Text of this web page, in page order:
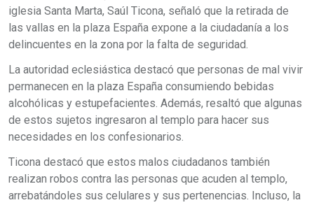
iglesia Santa Marta, Saúl Ticona, señaló que la retirada de
las vallas en la plaza España expone a la ciudadanía a los
delincuentes en la zona por la falta de seguridad.
La autoridad eclesiástica destacó que personas de mal vivir
permanecen en la plaza España consumiendo bebidas
alcohólicas y estupefacientes. Además, resaltó que algunas
de estos sujetos ingresaron al templo para hacer sus
necesidades en los confesionarios.
Ticona destacó que estos malos ciudadanos también
realizan robos contra las personas que acuden al templo,
arrebatándoles sus celulares y sus pertenencias. Incluso, la